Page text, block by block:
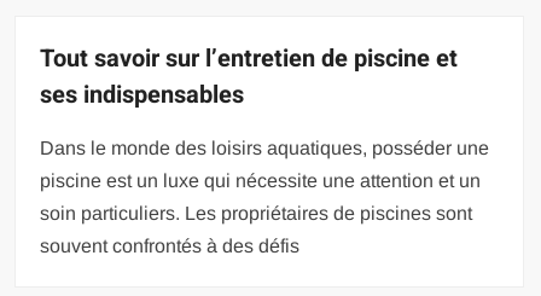
Tout savoir sur l’entretien de piscine et
ses indispensables
Dans le monde des loisirs aquatiques, posséder une
piscine est un luxe qui nécessite une attention et un
soin particuliers. Les propriétaires de piscines sont
souvent confrontés à des défis